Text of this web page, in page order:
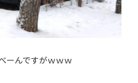
ーんですがｗｗｗ